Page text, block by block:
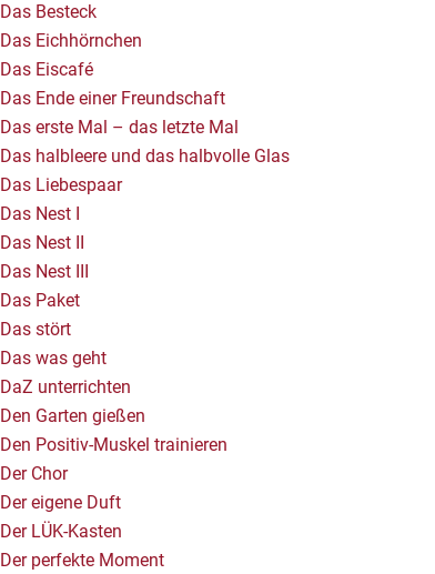
Das Besteck
Das Eichhörnchen
Das Eiscafé
Das Ende einer Freundschaft
Das erste Mal – das letzte Mal
Das halbleere und das halbvolle Glas
Das Liebespaar
Das Nest I
Das Nest II
Das Nest III
Das Paket
Das stört
Das was geht
DaZ unterrichten
Den Garten gießen
Den Positiv-Muskel trainieren
Der Chor
Der eigene Duft
Der LÜK-Kasten
Der perfekte Moment